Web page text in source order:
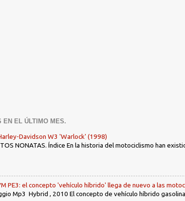
EN EL ÚLTIMO MES.
Davidson W3 'Warlock' (1998)
NONATAS. Índice En la historia del motociclismo han
PE3: el concepto 'vehículo híbrido' llega de nuevo a las
Mp3 Hybrid , 2010 El concepto de vehículo híbrido